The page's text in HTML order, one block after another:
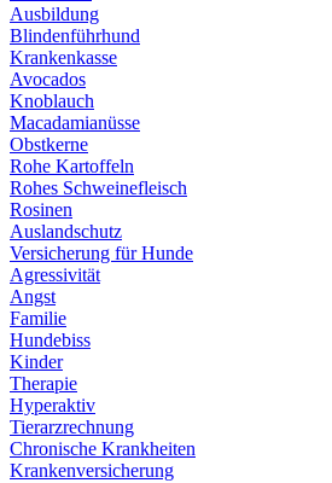
Ausbildung
Blindenführhund
Krankenkasse
Avocados
Knoblauch
Macadamianüsse
Obstkerne
Rohe Kartoffeln
Rohes Schweinefleisch
Rosinen
Auslandschutz
Versicherung für Hunde
Agressivität
Angst
Familie
Hundebiss
Kinder
Therapie
Hyperaktiv
Tierarzrechnung
Chronische Krankheiten
Krankenversicherung